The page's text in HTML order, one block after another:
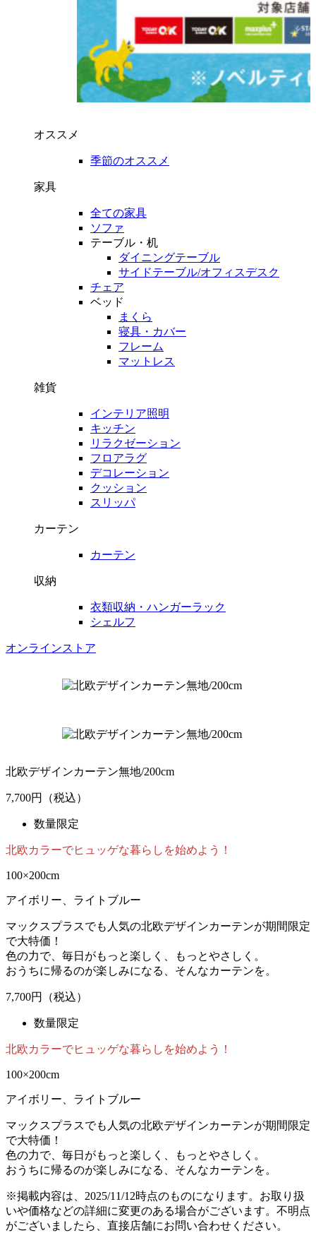
オススメ
季節のオススメ
家具
全ての家具
ソファ
テーブル・机
ダイニングテーブル
サイドテーブル/オフィスデスク
チェア
ベッド
まくら
寝具・カバー
フレーム
マットレス
雑貨
インテリア照明
キッチン
リラクゼーション
フロアラグ
デコレーション
クッション
スリッパ
カーテン
カーテン
収納
衣類収納・ハンガーラック
シェルフ
オンラインストア
北欧デザインカーテン無地/200cm
7,700円（税込）
数量限定
北欧カラーでヒュッゲな暮らしを始めよう！
100×200cm
アイボリー、ライトブルー
マックスプラスでも人気の北欧デザインカーテンが期間限定
で大特価！
色の力で、毎日がもっと楽しく、もっとやさしく。
おうちに帰るのが楽しみになる、そんなカーテンを。
7,700円（税込）
数量限定
北欧カラーでヒュッゲな暮らしを始めよう！
100×200cm
アイボリー、ライトブルー
マックスプラスでも人気の北欧デザインカーテンが期間限定
で大特価！
色の力で、毎日がもっと楽しく、もっとやさしく。
おうちに帰るのが楽しみになる、そんなカーテンを。
※掲載内容は、2025/11/12時点のものになります。お取り扱
いや価格などの詳細に変更のある場合がございます。不明点
がございましたら、直接店舗にお問い合わせください。